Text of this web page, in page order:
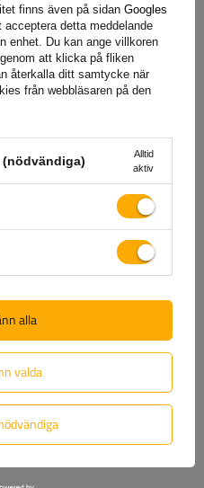
vårt sortiment får du 2 års
använda den utan att oroa
eventuellt fel. För att
har vi förenklat processen för
så mycket som möjligt
fyll i och skicka in formuläret
av våra
specialister ger dig
finns även på sidan Googles
acceptera detta meddelande
enhet. Du kan ange villkoren
att klicka på fliken
återkalla ditt samtycke när
från webbläsaren på den
Alltid
aktiv
valda
alla